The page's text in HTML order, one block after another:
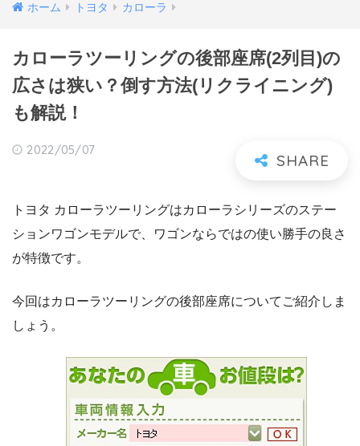
ホーム トヨタ カローラ
カローラツーリングの後部座席(2列目)の
広さは狭い？倒す方法(リクライニング)
も解説！
2022/05/07
トヨタ カローラツーリングはカローラシリーズのステー
ションワゴンモデルで、ワゴンならではの使い勝手の良さ
が特徴です。
今回はカローラツーリングの後部座席についてご紹介しま
しょう。